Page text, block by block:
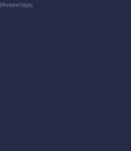
Инвентарь